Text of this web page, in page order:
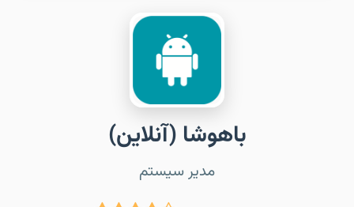
باهوشا (آنلاین)
مدیر سیستم